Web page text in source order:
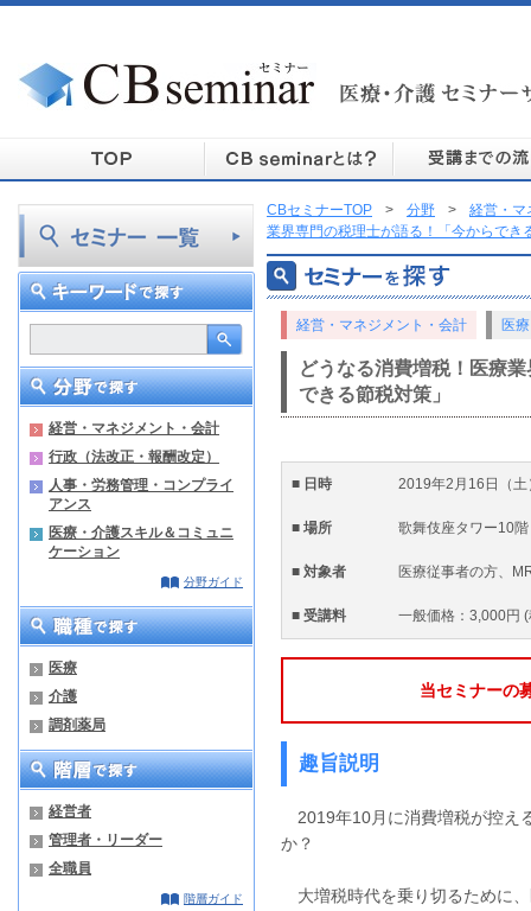
経営・マネジメント・会計
行政（法改正・報酬改定）
人事・労務管理・コンプライ
アンス
医療・介護スキル＆コミュニ
ケーション
分野ガイド
医療
介護
調剤薬局
経営者
管理者・リーダー
全職員
階層ガイド
CBセミナーTOP > 分野 >
経営・マ
業界専門の税理士が語る！「今からでき
経営・マネジメント・会計 医療
どうなる消費増税！医療
できる節税対策」
■ 日時 2019年2月16日（
■ 場所 歌舞伎座タワー10階
■ 対象者 医療従事者の方、
■ 受講料 一般価格：3,000
当セミナーの
趣旨説明
2019年10月に消費増税が控え
か？
大増税時代を乗り切るために